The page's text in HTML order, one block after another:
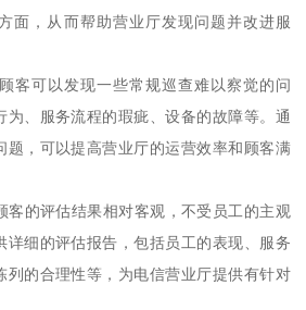
面，从而帮助营业厅发现问题并改进服
客可以发现一些常规巡查难以察觉的问
为、服务流程的瑕疵、设备的故障等。通
题，可以提高营业厅的运营效率和顾客满
客的评估结果相对客观，不受员工的主观
详细的评估报告，包括员工的表现、服务
列的合理性等，为电信营业厅提供有针对